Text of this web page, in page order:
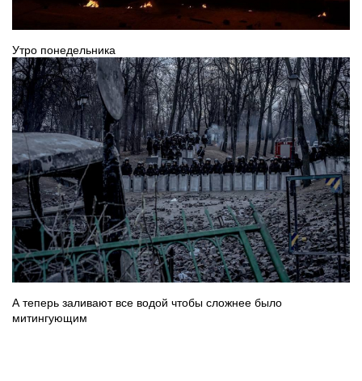
Утро понедельника
А теперь заливают все водой чтобы сложнее было
митингующим